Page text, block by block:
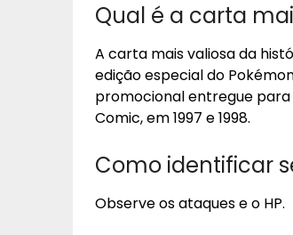
Qual é a carta
A carta mais valiosa da
edição especial do
promocional entregue
Comic, em 1997 e 1998.
Como identificar
Observe os ataques e o HP.